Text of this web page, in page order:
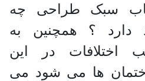
سبک طراحی چه
دارد ؟ همچنین به
اختلافات در این
ها می شود می